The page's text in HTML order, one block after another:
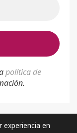
política de
Sobre nosotros
en